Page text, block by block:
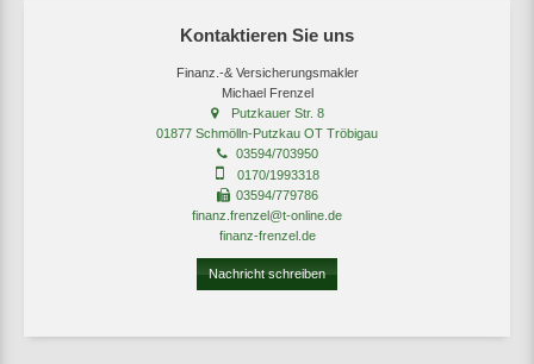
Kontaktieren Sie uns
Finanz.-& Versicherungsmakler
Michael Frenzel
Putzkauer Str. 8
01877 Schmölln-Putzkau OT Tröbigau
03594/703950
0170/1993318
03594/779786
finanz.frenzel@t-online.de
finanz-frenzel.de
Nachricht schreiben